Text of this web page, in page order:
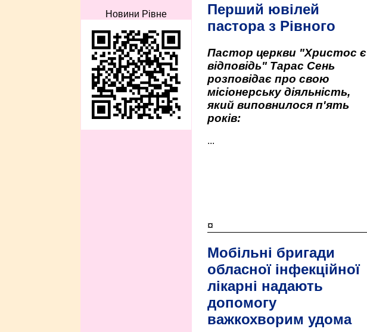
Новини Рівне
Перший ювілей
пастора з Рівного
Пастор церкви "Христос є
відповідь" Тарас Сень
розповідає про свою
місіонерську діяльність,
який виповнилося п'ять
років:
...
¤
Мобільні бригади
обласної інфекційної
лікарні надають
допомогу
важкохворим удома